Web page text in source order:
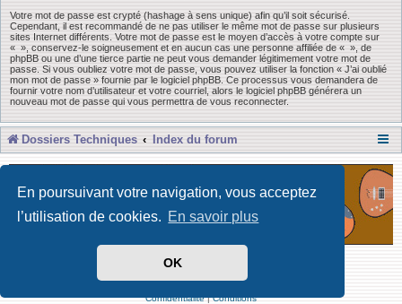
En poursuivant votre navigation, vous acceptez
l’utilisation de cookies. En savoir plus
OK
Votre mot de passe est crypté (hashage à sens unique) afin qu’il soit sécurisé.
Cependant, il est recommandé de ne pas utiliser le même mot de passe sur plusieurs
sites Internet différents. Votre mot de passe est le moyen d’accès à votre compte sur
« », conservez-le soigneusement et en aucun cas une personne affiliée de « », de
phpBB ou une d’une tierce partie ne peut vous demander légitimement votre mot de
passe. Si vous oubliez votre mot de passe, vous pouvez utiliser la fonction « J’ai oublié
mon mot de passe » fournie par le logiciel phpBB. Ce processus vous demandera de
fournir votre nom d’utilisateur et votre courriel, alors le logiciel phpBB générera un
nouveau mot de passe qui vous permettra de vous reconnecter.
Dossiers Techniques Index du forum
Développé par Forum Software © phpBB Limited
Traduit par phpBB-fr
Confidentialité|Conditions